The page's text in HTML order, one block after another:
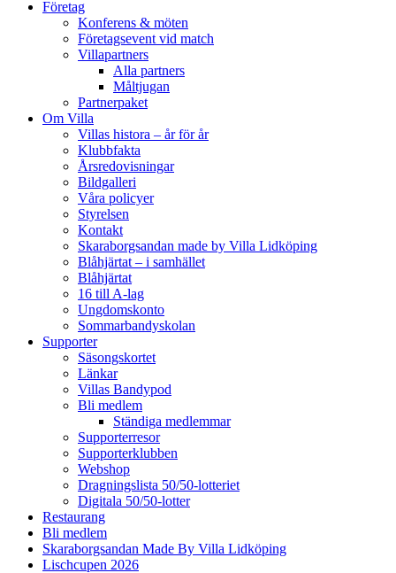
Företag
Konferens & möten
Företagsevent vid match
Villapartners
Alla partners
Måltjugan
Partnerpaket
Om Villa
Villas histora – år för år
Klubbfakta
Årsredovisningar
Bildgalleri
Våra policyer
Styrelsen
Kontakt
Skaraborgsandan made by Villa Lidköping
Blåhjärtat – i samhället
Blåhjärtat
16 till A-lag
Ungdomskonto
Sommarbandyskolan
Supporter
Säsongskortet
Länkar
Villas Bandypod
Bli medlem
Ständiga medlemmar
Supporterresor
Supporterklubben
Webshop
Dragningslista 50/50-lotteriet
Digitala 50/50-lotter
Restaurang
Bli medlem
Skaraborgsandan Made By Villa Lidköping
Lischcupen 2026